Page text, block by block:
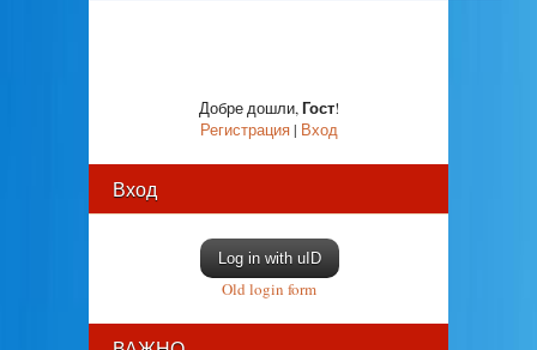
Добре дошли,Гост!
Регистрация| Вход
Вход
Log in with uID
Old login form